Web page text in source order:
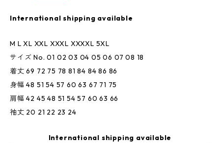
International shipping available
M L XL XXL XXXL XXXXL 5XL
サイズ No. 01 02 03 04 05 06 07 08 18
着丈 69 72 75 78 81 84 84 86 86
身幅 48 51 54 57 60 63 67 71 75
肩幅 42 45 48 51 54 57 60 63 66
袖丈 20 21 22 23 24
International shipping available